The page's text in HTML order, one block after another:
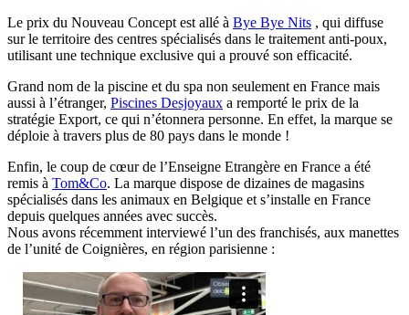
Le prix du Nouveau Concept est allé à Bye Bye Nits , qui diffuse
sur le territoire des centres spécialisés dans le traitement anti-poux,
utilisant une technique exclusive qui a prouvé son efficacité.
Grand nom de la piscine et du spa non seulement en France mais
aussi à l’étranger, Piscines Desjoyaux a remporté le prix de la
stratégie Export, ce qui n’étonnera personne. En effet, la marque se
déploie à travers plus de 80 pays dans le monde !
Enfin, le coup de cœur de l’Enseigne Etrangère en France a été
remis à Tom&Co. La marque dispose de dizaines de magasins
spécialisés dans les animaux en Belgique et s’installe en France
depuis quelques années avec succès.
Nous avons récemment interviewé l’un des franchisés, aux manettes
de l’unité de Coignières, en région parisienne :